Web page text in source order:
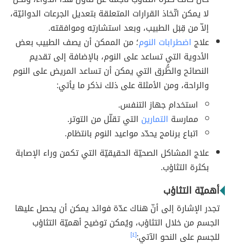
لا يمكن اتّخاذ القرارات المتعلقة بتعديل الجرعات الدوائيّة،
إلاّ من قِبَل الطبيب، وبعد استشارتِه وموافقته.
علاج اضطرابات النوم؛ من الممكن أن يصف الطبيب بعض
الأدوية التي تساعد على النوم، بالإضافة إلى تقديم
النصائح والطُّرق التي يمكن أن تساعد المريض على النوم
والراحة، ومن الأمثلة على ذلك نذكر ما يأتي:
استخدام جهاز التنفس.
ممارسة التمارين التي تقلّل من التوتر.
اتباع برنامج يحدّد مواعيد النوم بانتظام.
علاج المشاكل الصحيّة الحقيقيّة التي تكمن وراء الإصابة
بكثرة التثاؤب.
أهميّة التثاؤب
تجدر الإشارة إلى أنّ هناك عدّة فوائد يمكن أن يحصل عليها
الجسم من خلال التثاؤب، ويُمكن توضيح أهميّة التثاؤب
للجسم على النحو الآتي:[٤]